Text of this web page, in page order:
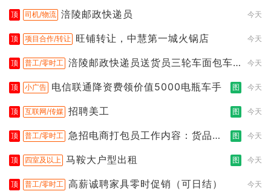
顶 司机/物流 涪陵邮政快递员 今天
顶 项目合作/转让 旺铺转让，中慧第一城火锅店 今天
顶 普工/零时工 涪陵邮政快递员送货员三轮车面包车
今天
顶 小广告 电信联通降资费领价值5000电瓶车手 图 今天
顶 互联网/传媒 招聘美工 图 今天
顶 普工/零时工 急招电商打包员工作内容：货品分
图 今天
顶 四室及以上 马鞍大户型出租 图 今天
顶 普工/零时工 高薪诚聘家具零时促销（可日结） 今天